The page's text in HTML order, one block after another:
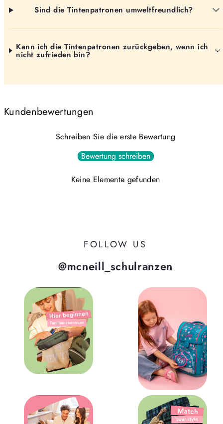
Sind die Tintenpatronen umweltfreundlich?
Kann ich die Tintenpatronen zurückgeben, wenn ich
nicht zufrieden bin?
Kundenbewertungen
Schreiben Sie die erste Bewertung
Bewertung schreiben
Keine Elemente gefunden
FOLLOW US
@mcneill_schulranzen